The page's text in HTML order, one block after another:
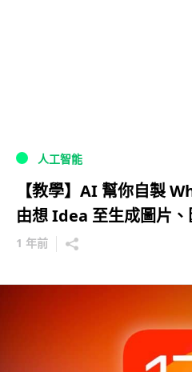
人工智能
【教學】AI 幫你自製
由想 Idea 至生成圖片
1 年前